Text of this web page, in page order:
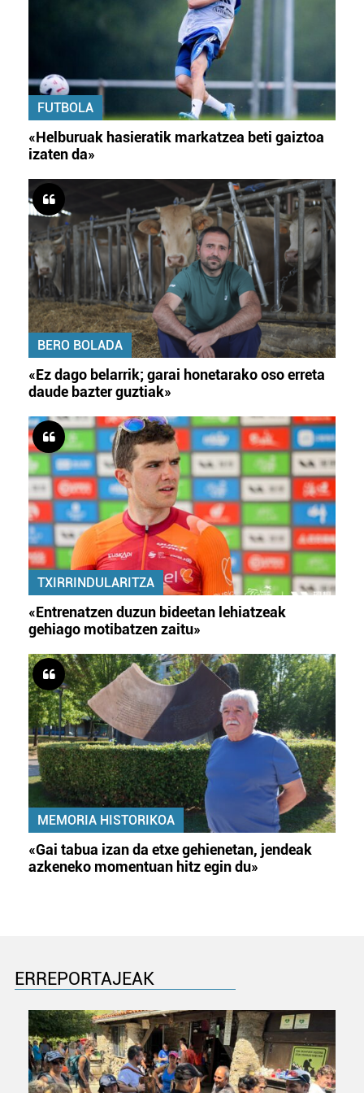
FUTBOLA
«Helburuak hasieratik markatzea beti gaiztoa
izaten da»
BERO BOLADA
«Ez dago belarrik; garai honetarako oso erreta
daude bazter guztiak»
TXIRRINDULARITZA
«Entrenatzen duzun bideetan lehiatzeak
gehiago motibatzen zaitu»
MEMORIA HISTORIKOA
«Gai tabua izan da etxe gehienetan, jendeak
azkeneko momentuan hitz egin du»
ERREPORTAJEAK